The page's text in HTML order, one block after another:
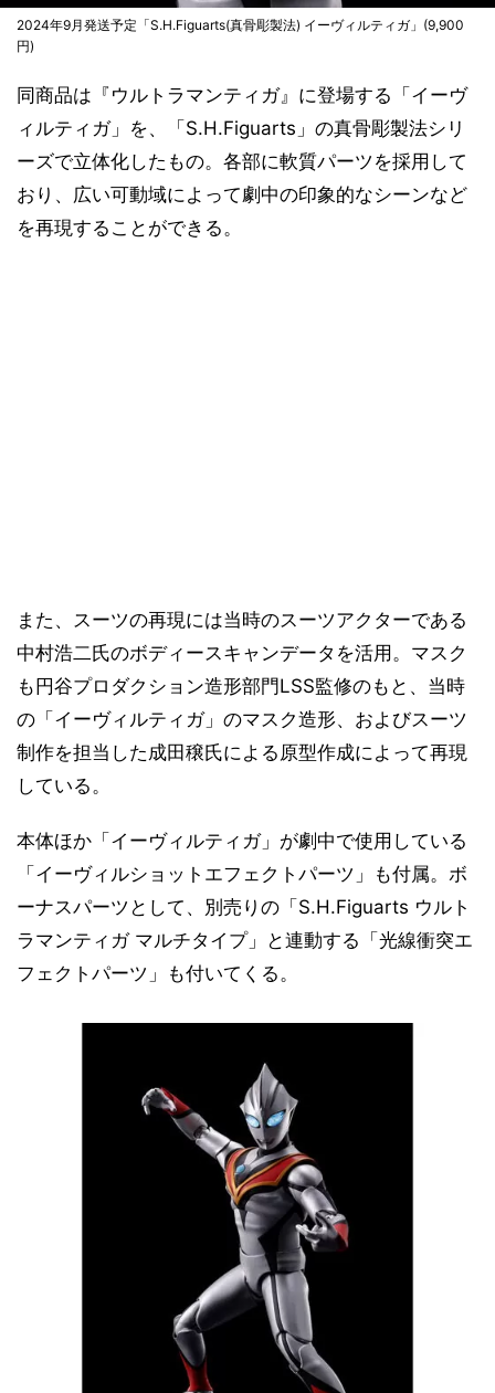
2024年9月発送予定「S.H.Figuarts(真骨彫製法) イーヴィルティガ」(9,900
円)
同商品は『ウルトラマンティガ』に登場する「イーヴ
ィルティガ」を、「S.H.Figuarts」の真骨彫製法シリ
ーズで立体化したもの。各部に軟質パーツを採用して
おり、広い可動域によって劇中の印象的なシーンなど
を再現することができる。
また、スーツの再現には当時のスーツアクターである
中村浩二氏のボディースキャンデータを活用。マスク
も円谷プロダクション造形部門LSS監修のもと、当時
の「イーヴィルティガ」のマスク造形、およびスーツ
制作を担当した成田穣氏による原型作成によって再現
している。
本体ほか「イーヴィルティガ」が劇中で使用している
「イーヴィルショットエフェクトパーツ」も付属。ボ
ーナスパーツとして、別売りの「S.H.Figuarts ウルト
ラマンティガ マルチタイプ」と連動する「光線衝突エ
フェクトパーツ」も付いてくる。